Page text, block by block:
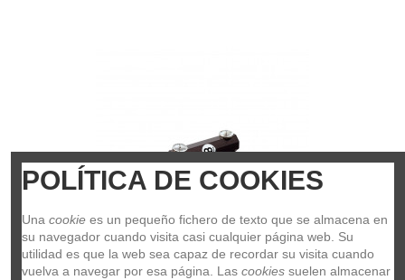
POLÍTICA DE COOKIES
Una cookie es un pequeño fichero de texto que se almacena en
su navegador cuando visita casi cualquier página web. Su
utilidad es que la web sea capaz de recordar su visita cuando
vuelva a navegar por esa página. Las cookies suelen almacenar